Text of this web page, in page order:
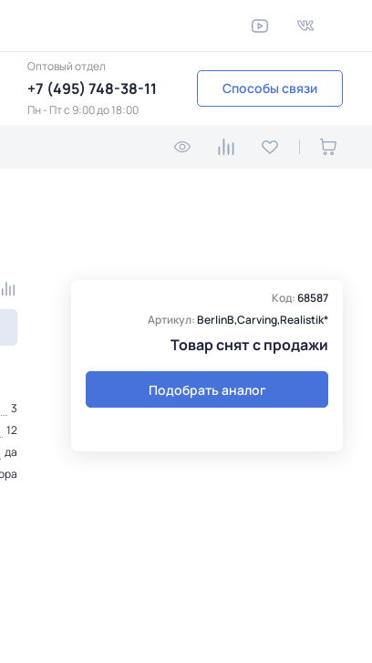
Оптовый отдел
+7 (495) 748-38-11
Пн - Пт c 9:00 до 18:00
Способы связи
3
12
да
Код:68587
Артикул:BerlinB,Carving,Realistik*
Товар снят с продажи
Подобрать аналог